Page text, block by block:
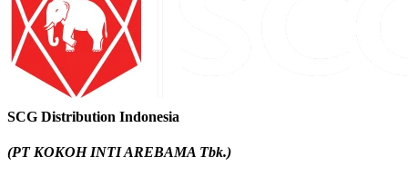
SCG Distribution Indonesia
(PT KOKOH INTI AREBAMA Tbk.)